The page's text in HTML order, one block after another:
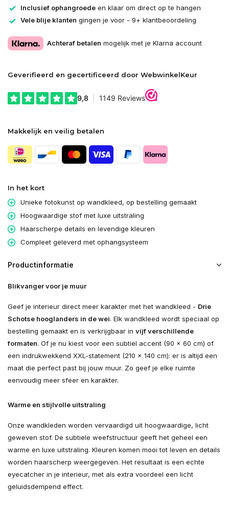
Inclusief ophangroede en klaar om direct op te hangen
Vele blije klanten gingen je voor - 9+ klantbeoordeling
Achteraf betalen mogelijk met je Klarna account
Geverifieerd en gecertificeerd door WebwinkelKeur
Makkelijk en veilig betalen
In het kort
Unieke fotokunst op wandkleed, op bestelling gemaakt
Hoogwaardige stof met luxe uitstraling
Haarscherpe details en levendige kleuren
Compleet geleverd met ophangsysteem
Productinformatie
Blikvanger voor je muur
Geef je interieur direct meer karakter met het wandkleed - Drie
Schotse hooglanders in de wei. Elk wandkleed wordt speciaal op
bestelling gemaakt en is verkrijgbaar in vijf verschillende
formaten. Of je nu kiest voor een subtiel accent (90 × 60 cm) of
een indrukwekkend XXL-statement (210 × 140 cm): er is altijd een
maat die perfect past bij jouw muur. Zo geef je elke ruimte
eenvoudig meer sfeer en karakter.
Warme en stijlvolle uitstraling
Onze wandkleden worden vervaardigd uit hoogwaardige, licht
geweven stof. De subtiele weefstructuur geeft het geheel een
warme en luxe uitstraling. Kleuren komen mooi tot leven en details
worden haarscherp weergegeven. Het resultaat is een echte
eyecatcher in je interieur, met als extra voordeel een licht
geluidsdempend effect.